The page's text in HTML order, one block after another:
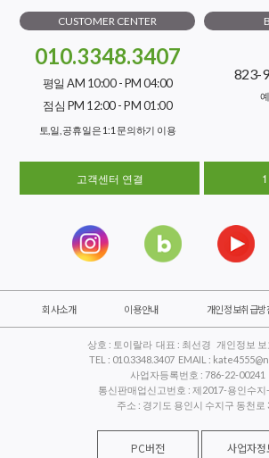
CUSTOMER CENTER
010.3348.3407
평일 AM 10:00 - PM 04:00
점심 PM 12:00 - PM 01:00
토,일, 공휴일은 1:1 문의하기 이용
823-
고객센터 연결
회사소개 이용안내 개인정보취급방
상호 : 토이랄라 대표 : 최선경 개인정보 보
TEL : 010.3348.3407 EMAIL :
사업자등록번호 : 786-22-00241
통신판매업신고번호 : 제2017-용인수지
주소 : 경기도 용인시 수지구 동천로
PC버전 사업자정